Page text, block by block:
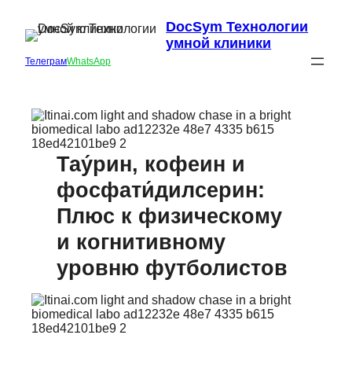
DocSym Технологии
умной клиники
ТелеграмWhatsApp
Тау́рин, кофеин и
фосфати́дилсерин:
Плюс к физическому
и когнитивному
уровню футболистов